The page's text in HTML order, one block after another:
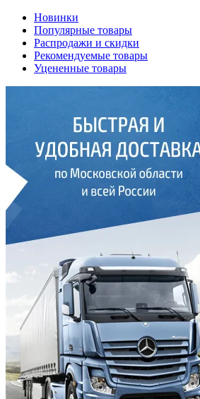
Новинки
Популярные товары
Распродажи и скидки
Рекомендуемые товары
Уцененные товары